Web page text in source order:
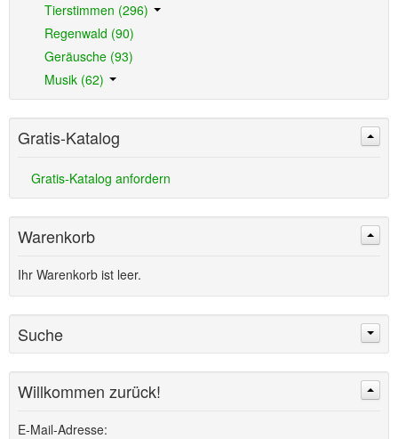
Tierstimmen (296)
Regenwald (90)
Geräusche (93)
Musik (62)
Gratis-Katalog
Gratis-Katalog anfordern
Warenkorb
Ihr Warenkorb ist leer.
Suche
Willkommen zurück!
E-Mail-Adresse: